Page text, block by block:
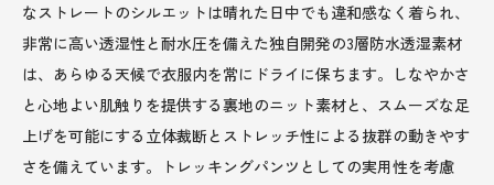
なストレートのシルエットは晴れた日中でも違和感なく着られ、
非常に高い透湿性と耐水圧を備えた独自開発の3層防水透湿素材
は、あらゆる天候で衣服内を常にドライに保ちます。しなやかさ
と心地よい肌触りを提供する裏地のニット素材と、スムーズな足
上げを可能にする立体裁断とストレッチ性による抜群の動きやす
さを備えています。トレッキングパンツとしての実用性を考慮